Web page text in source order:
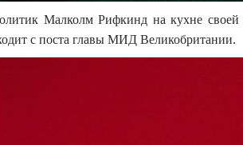
Малколм Рифкинд на кухне своей
с поста главы МИД Великобритании.